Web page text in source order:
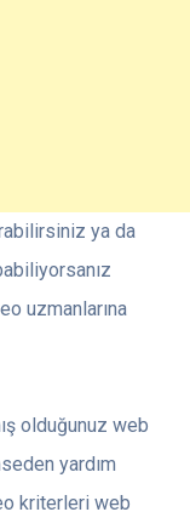
ya da
uzmanlarına
olduğunuz web
yardım
kriterleri web